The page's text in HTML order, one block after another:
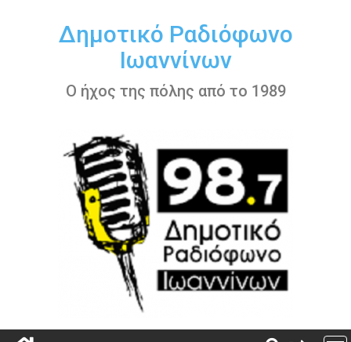
περιεχόμενοΔημοτικό Ραδιόφωνο
Ιωαννίνων
Ο ήχος της πόλης από το 1989